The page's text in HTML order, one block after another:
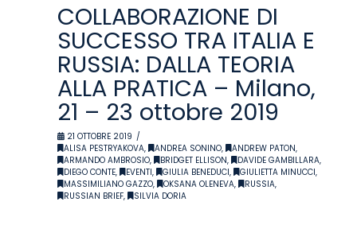
COLLABORAZIONE DI
SUCCESSO TRA ITALIA E
RUSSIA: DALLA TEORIA
ALLA PRATICA – Milano,
21 – 23 ottobre 2019
21 OTTOBRE 2019
ALISA PESTRYAKOVA, ANDREA SONINO, ANDREW PATON,
ARMANDO AMBROSIO, BRIDGET ELLISON, DAVIDE GAMBILLARA,
DIEGO CONTE, EVENTI, GIULIA BENEDUCI, GIULIETTA MINUCCI,
MASSIMILIANO GAZZO, OKSANA OLENEVA, RUSSIA,
RUSSIAN BRIEF, SILVIA DORIA